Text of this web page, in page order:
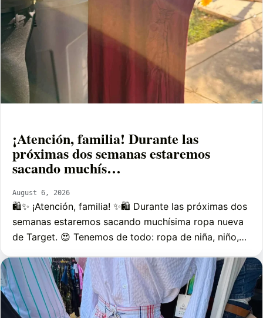
¡Atención, familia! Durante las
próximas dos semanas estaremos
sacando muchís…
August 6, 2026
🛍️✨ ¡Atención, familia! ✨🛍️ Durante las próximas dos
semanas estaremos sacando muchísima ropa nueva
de Target. 😍 Tenemos de todo: ropa de niña, niño,…